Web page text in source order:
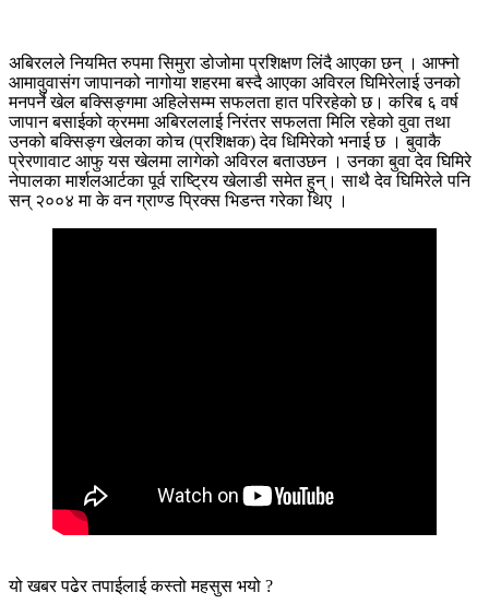
अबिरलले नियमित रुपमा सिमुरा डोजोमा प्रशिक्षण लिंदै आएका छन् । आफ्नो
आमावुवासंग जापानको नागोया शहरमा बस्दै आएका अविरल घिमिरेलाई उनको
मनपर्ने खेल बक्सिङ्गमा अहिलेसम्म सफलता हात परिरहेको छ। करिब ६ वर्ष
जापान बसाईको क्रममा अबिरललाई निरंतर सफलता मिलि रहेको वुवा तथा
उनको बक्सिङ्ग खेलका कोच (प्रशिक्षक) देव धिमिरेको भनाई छ । बुवाकै
प्रेरणावाट आफु यस खेलमा लागेको अविरल बताउछन । उनका बुवा देव घिमिरे
नेपालका मार्शलआर्टका पूर्व राष्ट्रिय खेलाडी समेत हुन्। साथै देव घिमिरेले पनि
सन् २००४ मा के वन ग्राण्ड प्रिक्स भिडन्त गरेका थिए ।
यो खबर पढेर तपाईलाई कस्तो महसुस भयो ?